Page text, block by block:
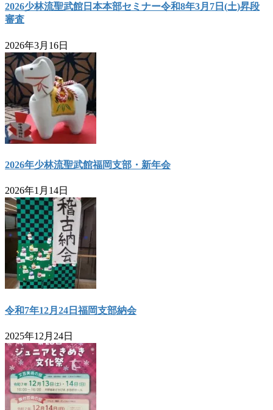
2026少林流聖武館日本本部セミナー令和8年3月7日(土)昇段
審査
2026年3月16日
2026年少林流聖武館福岡支部・新年会
2026年1月14日
令和7年12月24日福岡支部納会
2025年12月24日